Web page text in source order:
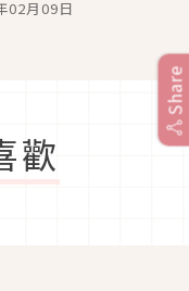
分享自己的靈異體
02月09日
歡
Share